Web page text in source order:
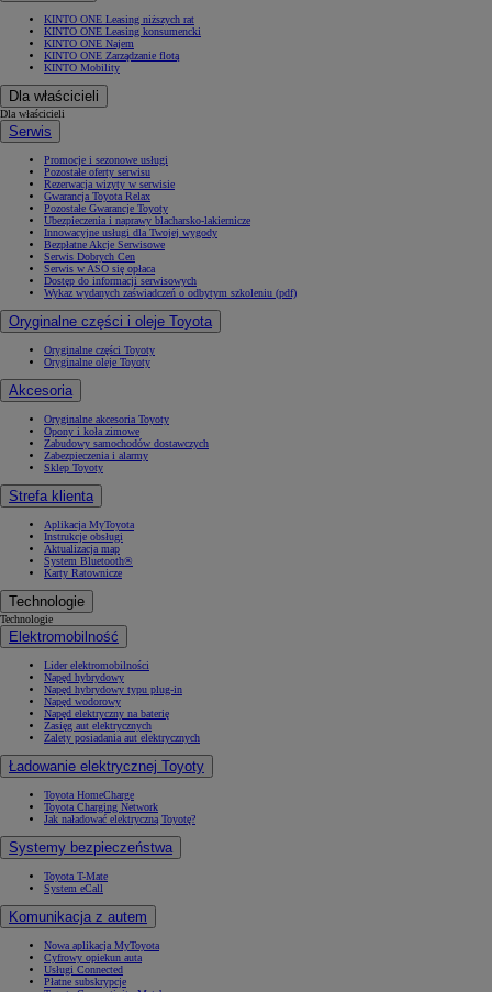
KINTO ONE Leasing niższych rat
KINTO ONE Leasing konsumencki
KINTO ONE Najem
KINTO ONE Zarządzanie flotą
KINTO Mobility
Dla właścicieli
Dla właścicieli
Serwis
Promocje i sezonowe usługi
Pozostałe oferty serwisu
Rezerwacja wizyty w serwisie
Gwarancja Toyota Relax
Pozostałe Gwarancje Toyoty
Ubezpieczenia i naprawy blacharsko-lakiernicze
Innowacyjne usługi dla Twojej wygody
Bezpłatne Akcje Serwisowe
Serwis Dobrych Cen
Serwis w ASO się opłaca
Dostęp do informacji serwisowych
Wykaz wydanych zaświadczeń o odbytym szkoleniu (pdf)
Oryginalne części i oleje Toyota
Oryginalne części Toyoty
Oryginalne oleje Toyoty
Akcesoria
Oryginalne akcesoria Toyoty
Opony i koła zimowe
Zabudowy samochodów dostawczych
Zabezpieczenia i alarmy
Sklep Toyoty
Strefa klienta
Aplikacja MyToyota
Instrukcje obsługi
Aktualizacja map
System Bluetooth®
Karty Ratownicze
Technologie
Technologie
Elektromobilność
Lider elektromobilności
Napęd hybrydowy
Napęd hybrydowy typu plug-in
Napęd wodorowy
Napęd elektryczny na baterię
Zasięg aut elektrycznych
Zalety posiadania aut elektrycznych
Ładowanie elektrycznej Toyoty
Toyota HomeCharge
Toyota Charging Network
Jak naładować elektryczną Toyotę?
Systemy bezpieczeństwa
Toyota T-Mate
System eCall
Komunikacja z autem
Nowa aplikacja MyToyota
Cyfrowy opiekun auta
Usługi Connected
Płatne subskrypcje